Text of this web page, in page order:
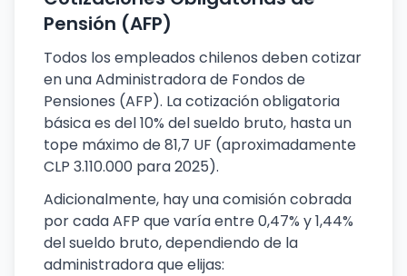
Pensión (AFP)
Todos los empleados chilenos deben cotizar
en una Administradora de Fondos de
Pensiones (AFP). La cotización obligatoria
básica es del 10% del sueldo bruto, hasta un
tope máximo de 81,7 UF (aproximadamente
CLP 3.110.000 para 2025).
Adicionalmente, hay una comisión cobrada
por cada AFP que varía entre 0,47% y 1,44%
del sueldo bruto, dependiendo de la
administradora que elijas: